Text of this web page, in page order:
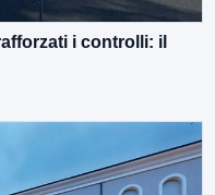
i controlli: il